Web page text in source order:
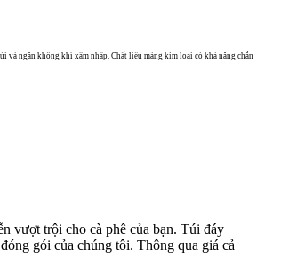
và ngăn không khí xâm nhập. Chất liệu màng kim loại có khả năng chắn
vượt trội cho cà phê của bạn. Túi đáy
gói của chúng tôi. Thông qua giá cả